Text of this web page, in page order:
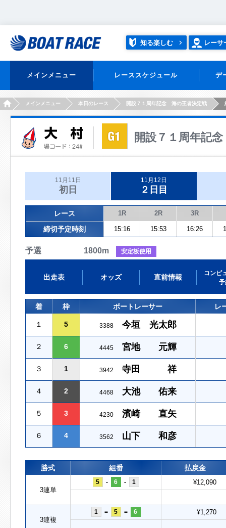
知る楽しむ レーサ
メインメニュー レーススケジュール デ
HOMEメインメニュー 本日のレース 開設７１周年記念 海の王者決定戦
開設７１周年記
11月11日
初日
11月12日
２日目
レース 1R 2R 3R
締切予定時刻 15:16 15:53 16:26
予選 1800m 安定板使用
出走表 オッズ 直前情報
コンピ
予
着 枠 ボートレーサー レ
１ 5 3388 今垣 光太郎
２ 6 4445 宮地 元輝
３ 1 3942 寺田 祥
４ 2 4468 大池 佑来
５ 3 4230 濱崎 直矢
６ 4 3562 山下 和彦
勝式 組番 払戻金
3連単
5 - 6 - 1 ¥12,090
3連複
1 = 5 = 6 ¥1,270